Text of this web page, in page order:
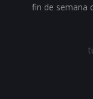
fin de semana